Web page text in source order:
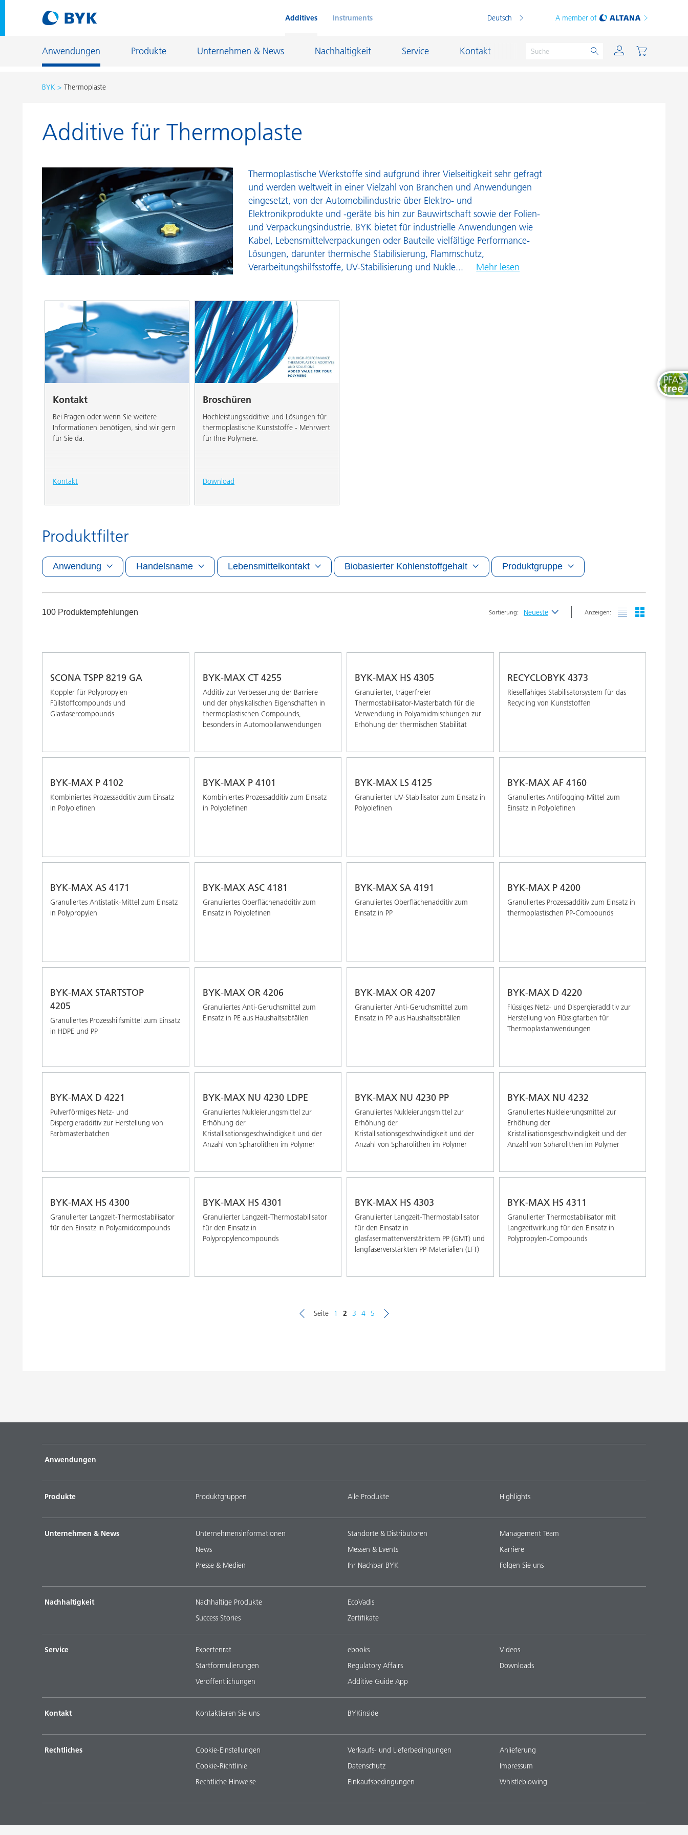
Additives Instruments Deutsch A member of
Anwendungen Produkte Unternehmen & News Nachhaltigkeit Service Kontakt
Produktempfehlungen nach Anwendungen
Produktempfehlungen nach Anwendungen
Bauchemie
Can Coatings
Coil Coatings
Druckfarben
Energiespeicherung
Fiber Sizing
Fußbodenbeschichtungen
Home Care und I&I
Holz- und Möbellacke
Industrielacke
Inkjet Inks
Öl- und Gasindustrie
Papierbeschichtungen
Personal Care
Pulverlacke
Schiffslackierung und Korrosionsschutz
Thermoplaste
Thermosets
BYK Thermoplaste
Additive für Thermoplaste
Thermoplastische Werkstoffe sind aufgrund ihrer Vielseitigkeit sehr gefragt
und werden weltweit in einer Vielzahl von Branchen und Anwendungen
eingesetzt, von der Automobilindustrie über Elektro- und
Elektronikprodukte und -geräte bis hin zur Bauwirtschaft sowie der Folien-
und Verpackungsindustrie. BYK bietet für industrielle Anwendungen wie
Kabel, Lebensmittelverpackungen oder Bauteile vielfältige Performance-
Lösungen, darunter thermische Stabilisierung, Flammschutz,
Verarbeitungshilfsstoffe, UV-Stabilisierung und Nukle... Mehr lesen
Kontakt
Bei Fragen oder wenn Sie weitere
Informationen benötigen, sind wir gern
für Sie da.
Kontakt
Broschüren
Hochleistungsadditive und Lösungen für
thermoplastische Kunststoffe - Mehrwert
für Ihre Polymere.
Download
Produktfilter
Anwendung Handelsname Lebensmittelkontakt Biobasierter Kohlenstoffgehalt Produktgruppe
100 Produktempfehlungen Sortierung: Neueste Anzeigen:
SCONA TSPP 8219 GA
Koppler für Polypropylen-
Füllstoffcompounds und
Glasfasercompounds
BYK-MAX CT 4255
Additiv zur Verbesserung der Barriere-
und der physikalischen Eigenschaften in
thermoplastischen Compounds,
besonders in Automobilanwendungen
BYK-MAX HS 4305
Granulierter, trägerfreier
Thermostabilisator-Masterbatch für die
Verwendung in Polyamidmischungen zur
Erhöhung der thermischen Stabilität
RECYCLOBYK 4373
Rieselfähiges Stabilisatorsystem für das
Recycling von Kunststoffen
BYK-MAX P 4102
Kombiniertes Prozessadditiv zum Einsatz
in Polyolefinen
BYK-MAX P 4101
Kombiniertes Prozessadditiv zum Einsatz
in Polyolefinen
BYK-MAX LS 4125
Granulierter UV-Stabilisator zum Einsatz in
Polyolefinen
BYK-MAX AF 4160
Granuliertes Antifogging-Mittel zum
Einsatz in Polyolefinen
BYK-MAX AS 4171
Granuliertes Antistatik-Mittel zum Einsatz
in Polypropylen
BYK-MAX ASC 4181
Granuliertes Oberflächenadditiv zum
Einsatz in Polyolefinen
BYK-MAX SA 4191
Granuliertes Oberflächenadditiv zum
Einsatz in PP
BYK-MAX P 4200
Granuliertes Prozessadditiv zum Einsatz in
thermoplastischen PP-Compounds
BYK-MAX STARTSTOP
4205
Granuliertes Prozesshilfsmittel zum Einsatz
in HDPE und PP
BYK-MAX OR 4206
Granuliertes Anti-Geruchsmittel zum
Einsatz in PE aus Haushaltsabfällen
BYK-MAX OR 4207
Granulierter Anti-Geruchsmittel zum
Einsatz in PP aus Haushaltsabfällen
BYK-MAX D 4220
Flüssiges Netz- und Dispergieradditiv zur
Herstellung von Flüssigfarben für
Thermoplastanwendungen
BYK-MAX D 4221
Pulverförmiges Netz- und
Dispergieradditiv zur Herstellung von
Farbmasterbatchen
BYK-MAX NU 4230 LDPE
Granuliertes Nukleierungsmittel zur
Erhöhung der
Kristallisationsgeschwindigkeit und der
Anzahl von Sphärolithen im Polymer
BYK-MAX NU 4230 PP
Granuliertes Nukleierungsmittel zur
Erhöhung der
Kristallisationsgeschwindigkeit und der
Anzahl von Sphärolithen im Polymer
BYK-MAX NU 4232
Granuliertes Nukleierungsmittel zur
Erhöhung der
Kristallisationsgeschwindigkeit und der
Anzahl von Sphärolithen im Polymer
BYK-MAX HS 4300
Granulierter Langzeit-Thermostabilisator
für den Einsatz in Polyamidcompounds
BYK-MAX HS 4301
Granulierter Langzeit-Thermostabilisator
für den Einsatz in
Polypropylencompounds
BYK-MAX HS 4303
Granulierter Langzeit-Thermostabilisator
für den Einsatz in
glasfasermattenverstärktem PP (GMT) und
langfaserverstärkten PP-Materialien (LFT)
BYK-MAX HS 4311
Granulierter Thermostabilisator mit
Langzeitwirkung für den Einsatz in
Polypropylen-Compounds
Seite 1 2 3 4 5
Anwendungen
Produkte Produktgruppen Alle Produkte Highlights
Unternehmen & News
Unternehmensinformationen
News
Presse & Medien
Standorte & Distributoren
Messen & Events
Ihr Nachbar BYK
Management Team
Karriere
Folgen Sie uns
Nachhaltigkeit
Nachhaltige Produkte
Success Stories
EcoVadis
Zertifikate
Service
Expertenrat
Startformulierungen
Veröffentlichungen
ebooks
Regulatory Affairs
Additive Guide App
Videos
Downloads
Kontakt Kontaktieren Sie uns BYKinside
Rechtliches
Cookie-Einstellungen
Cookie-Richtlinie
Rechtliche Hinweise
Verkaufs- und Lieferbedingungen
Datenschutz
Einkaufsbedingungen
Anlieferung
Impressum
Whistleblowing